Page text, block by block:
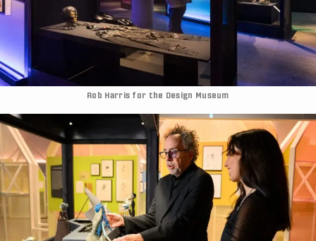
Rob Harris for the Design Museum